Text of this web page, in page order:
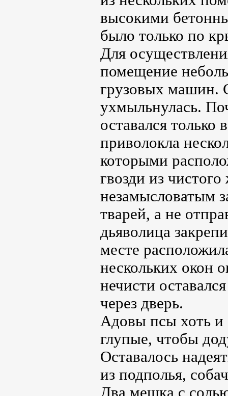
высокими
было только по
Для
помещение
грузовых машин.
ухмыльнулась.
оставался только
приволокла
которыми
гвозди из
незамысловатым
тварей, а не
дьяволица
месте
нескольких окон
нечисти
через дверь.
Адовы псы хоть и
глупые, чтобы
Оставалось
из подполья,
Два мешка с